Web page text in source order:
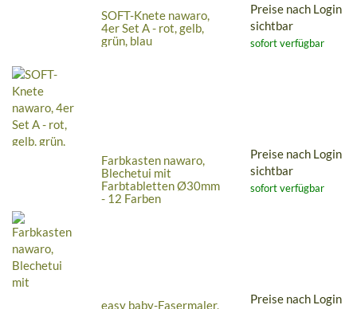
SOFT-Knete nawaro,
4er Set A - rot, gelb,
grün, blau
Preise nach Login
sichtbar
sofort verfügbar
Farbkasten nawaro,
Blechetui mit
Farbtabletten Ø30mm
- 12 Farben
Preise nach Login
sichtbar
sofort verfügbar
easy baby-Fasermaler,
Preise nach Login